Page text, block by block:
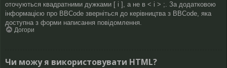
оточуються квадратними дужками [ і ], а не в < і > ;. За додатковою
інформацією про BBCode зверніться до керівництва з BBCode, яка
доступна з форми написання повідомлення.
Догори
Чи можу я використовувати HTML?